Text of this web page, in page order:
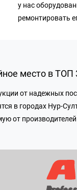
у нас
ремонтировать
место в ТОП
от надежных
в городах Нур-
от